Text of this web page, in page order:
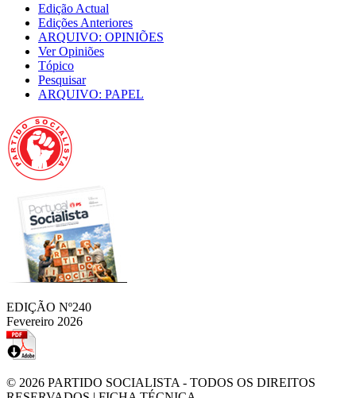
Edição Actual
Edições Anteriores
ARQUIVO: OPINIÕES
Ver Opiniões
Tópico
Pesquisar
ARQUIVO: PAPEL
EDIÇÃO Nº240
Fevereiro 2026
© 2026 PARTIDO SOCIALISTA - TODOS OS DIREITOS